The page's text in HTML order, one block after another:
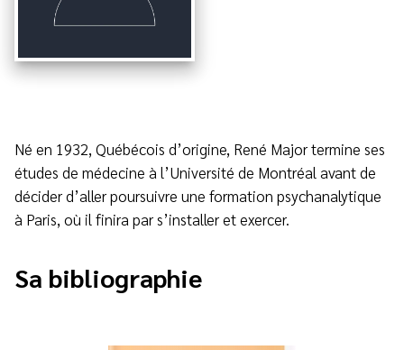
Né en 1932, Québécois d’origine, René Major termine ses
études de médecine à l’Université de Montréal avant de
décider d’aller poursuivre une formation psychanalytique
à Paris, où il finira par s’installer et exercer.
Sa bibliographie